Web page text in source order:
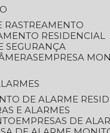
RASTREAMENTO
RESIDENCIAL
SEGURANÇA
EMPRESA
DE ALARME
E ALARMES
EMPRESAS DE